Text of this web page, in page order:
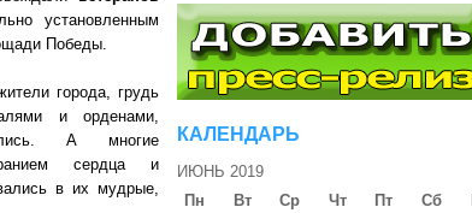
установленным
Победы.
города, грудь
и орденами,
А многие
сердца и
в их мудрые,
КАЛЕНДАРЬ
ИЮНЬ 2019
Пн
Вт Ср Чт Пт Сб